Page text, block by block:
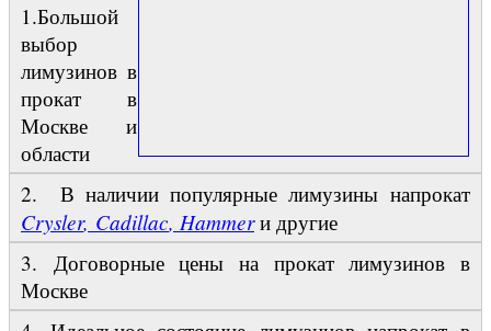
1.Большой
выбор
лимузинов в
прокат в
Москве и
области
2. В наличии популярные лимузины напрокат
Crysler, Cadillac, Hammerи другие
3. Договорные цены на прокат лимузинов в
Москве